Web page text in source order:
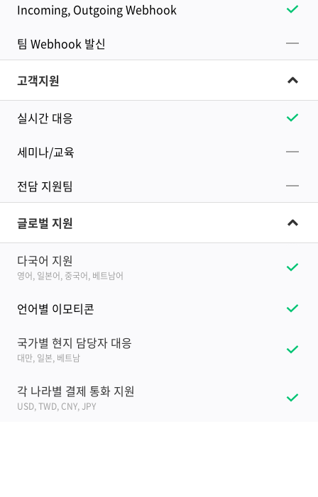
Incoming, Outgoing Webhook
팀 Webhook 발신
고객지원
실시간 대응
세미나/교육
전담 지원팀
글로벌 지원
다국어 지원
영어, 일본어, 중국어, 베트남어
언어별 이모티콘
국가별 현지 담당자 대응
대만, 일본, 베트남
각 나라별 결제 통화 지원
USD, TWD, CNY, JPY